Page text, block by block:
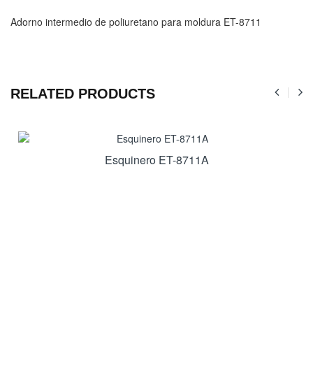
Adorno intermedio de poliuretano para moldura ET-8711
RELATED PRODUCTS
Esquinero ET-8711A